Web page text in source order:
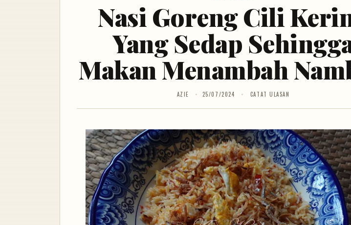
Nasi Goreng Cili
Yang Sedap
Makan Menambah
AZIE 25/07/2024 CATAT ULASAN